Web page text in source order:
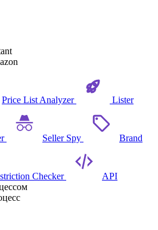
Price List Analyzer Lister
Seller Spy Brand
Checker
API